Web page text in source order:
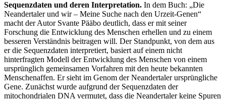
Sequenzdaten und deren Interpretation. In dem Buch: „Die
Neandertaler und wir – Meine Suche nach den Urzeit-Genen“
macht der Autor Svante Pääbo deutlich, dass er mit seiner
Forschung die Entwicklung des Menschen erhellen und zu einem
besseren Verständnis beitragen will. Der Standpunkt, von dem aus
er die Sequenzdaten interpretiert, basiert auf einem nicht
hinterfragten Modell der Entwicklung des Menschen von einem
ursprünglich gemeinsamen Vorfahren mit den heute bekannten
Menschenaffen. Er sieht im Genom der Neandertaler ursprüngliche
Gene. Zunächst wurde aufgrund der Sequenzdaten der
mitochondrialen DNA vermutet, dass die Neandertaler keine Spuren